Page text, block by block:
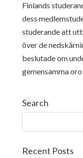
Finlands
dess
studerande att
över de
beslutade om
gemensamma
Search
Recent Posts